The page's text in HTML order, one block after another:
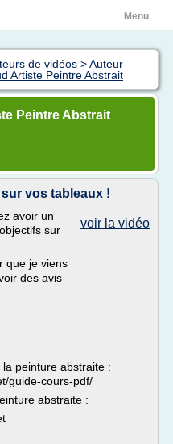
Menu
de vidéos >Auteur
Artiste Peintre Abstrait
Peintre Abstrait
vos tableaux !
voir la vidéo
avoir un
sur
que je viens
des avis
peinture abstraite :
guide-cours-pdf/
abstraite :